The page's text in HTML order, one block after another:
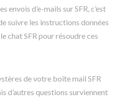
envois d’e-mails sur SFR, c’est
suivre les instructions données
chat SFR pour résoudre ces
de votre boîte mail SFR
d’autres questions surviennent